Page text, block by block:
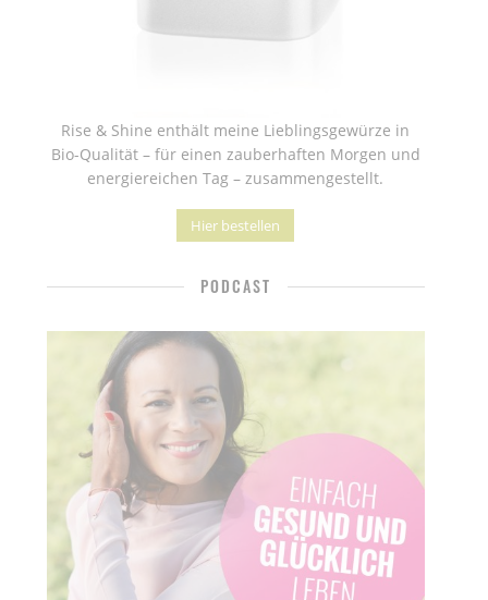
Rise & Shine enthält meine Lieblingsgewürze in
Bio-Qualität – für einen zauberhaften Morgen und
energiereichen Tag – zusammengestellt.
Hier bestellen
PODCAST